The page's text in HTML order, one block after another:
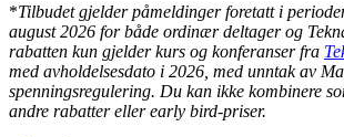
*Tilbudet gjelder påmeldinger foretatt i
august 2026 for både ordinær deltager og
rabatten kun gjelder kurs og konferanser fra
med avholdelsesdato i 2026, med unntak av
spenningsregulering. Du kan ikke kombinere
andre rabatter eller early bird-priser.